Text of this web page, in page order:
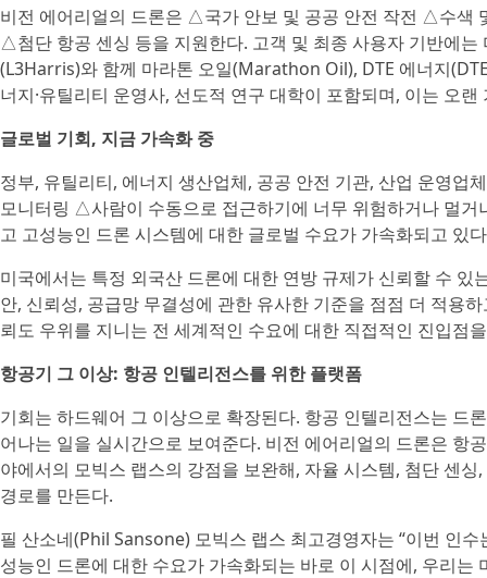
비전 에어리얼의 드론은 △국가 안보 및 공공 안전 작전 △수
△첨단 항공 센싱 등을 지원한다. 고객 및 최종 사용자 기반에
(L3Harris)와 함께 마라톤 오일(Marathon Oil), DTE 에너지
너지·유틸리티 운영사, 선도적 연구 대학이 포함되며, 이는 오
글로벌 기회, 지금 가속화 중
정부, 유틸리티, 에너지 생산업체, 공공 안전 기관, 산업 운영
모니터링 △사람이 수동으로 접근하기에 너무 위험하거나 멀
고 고성능인 드론 시스템에 대한 글로벌 수요가 가속화되고 있
미국에서는 특정 외국산 드론에 대한 연방 규제가 신뢰할 수
안, 신뢰성, 공급망 무결성에 관한 유사한 기준을 점점 더 적용
뢰도 우위를 지니는 전 세계적인 수요에 대한 직접적인 진입점
항공기 그 이상: 항공 인텔리전스를 위한 플랫폼
기회는 하드웨어 그 이상으로 확장된다. 항공 인텔리전스는 드
어나는 일을 실시간으로 보여준다. 비전 에어리얼의 드론은 항
야에서의 모빅스 랩스의 강점을 보완해, 자율 시스템, 첨단 센
경로를 만든다.
필 산소네(Phil Sansone) 모빅스 랩스 최고경영자는 “이번 인
성능인 드론에 대한 수요가 가속화되는 바로 이 시점에, 우리